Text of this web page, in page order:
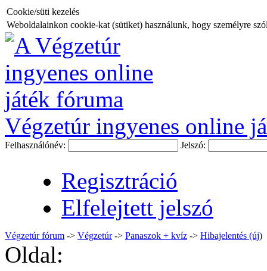
Cookie/süti kezelés
Weboldalainkon cookie-kat (sütiket) használunk, hogy személyre
Végzetúr ingyenes online
Felhasználónév: Jelszó:
Regisztráció
Elfelejtett jelszó
Végzetúr fórum -> Végzetúr-> Panaszok + kvíz -> Hibajelentés (új)
Oldal: